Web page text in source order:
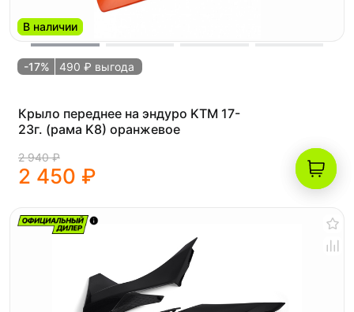
В наличии
-17% 490 ₽ выгода
Крыло переднее на эндуро KTM 17-
23г. (рама K8) оранжевое
2 940 ₽
2 450 ₽